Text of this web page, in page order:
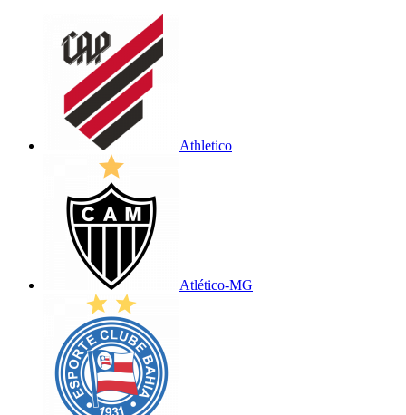
Athletico
Atlético-MG